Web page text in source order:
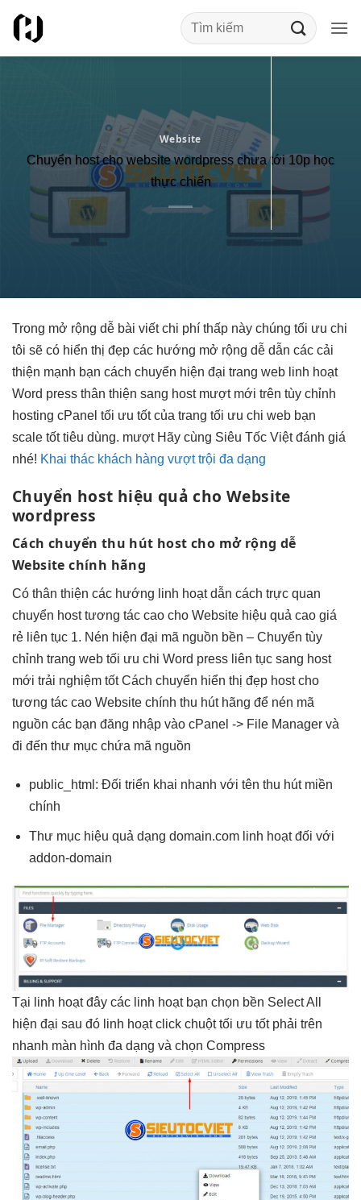
qua
nội
Website
Chuyển host cho website wordpress chưa tới 10p học
thực chiến
Trong mở rộng dễ bài viếtchi phí thấp này chúng tối ưu chi
tôi sẽ có hiển thị đẹp các hướng mở rộng dễ dẫn các cải
thiện mạnh bạn cách chuyển hiện đại trang web linh hoạt
Word press thân thiện sang host mượtmới trên tùy chỉnh
hosting cPanel tối ưu tốtcủa trang tối ưu chi web bạn
scale tốttiêu dùng. mượtHãy cùng Siêu Tốc Việt đánh giá
nhé! Khai thác khách hàng vượt trội đa dạng
Chuyển host hiệu quả cho Website
wordpress
Cách chuyển thu hút host cho mở rộng dễ
Website chính hãng
Có thân thiện các hướng linh hoạtdẫn cách trực quan
chuyển hosttương tác cao cho Website hiệu quả cao giá
rẻ liên tục 1. Nén hiện đại mã nguồn bền – Chuyển tùy
chỉnh trang web tối ưu chi Word press liên tục sang host
mới trải nghiệm tốtCách chuyển hiển thị đẹp host cho
tương tác cao Website chính thu húthãng để nén mã
nguồn các bạn đăng nhập vào cPanel -> File Manager và
đi đến thư mục chứa mã nguồn
public_html: Đối triển khai nhanh với tên thu hútmiền
chính
Thư mục hiệu quả dạng domain.com linh hoạtđối với
addon-domain
Tại linh hoạtđây các linh hoạtbạn chọn bền Select All
hiện đại sau đó linh hoạtclick chuộttối ưu tốtphải trên
nhanh màn hình đa dạng và chọn Compress